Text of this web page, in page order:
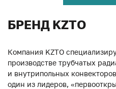
БРЕНД KZTO
Компания KZTO
производстве трубчатых
и внутрипольных
один из лидеров,